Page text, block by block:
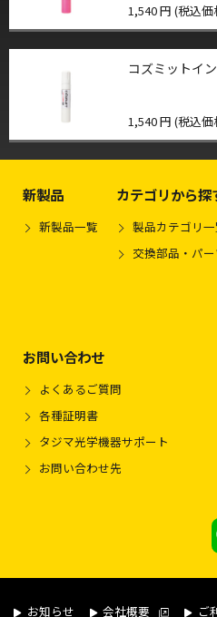
1,540 円 (税込価
コズミットイ
1,540 円 (税込価
新製品
新製品一覧
カテゴリから探
製品カテゴリ
交換部品・パ
お問い合わせ
よくあるご質問
各種証明書
タジマ光学機器サポート
お問い合わせ先
お知らせ 会社概要 ご